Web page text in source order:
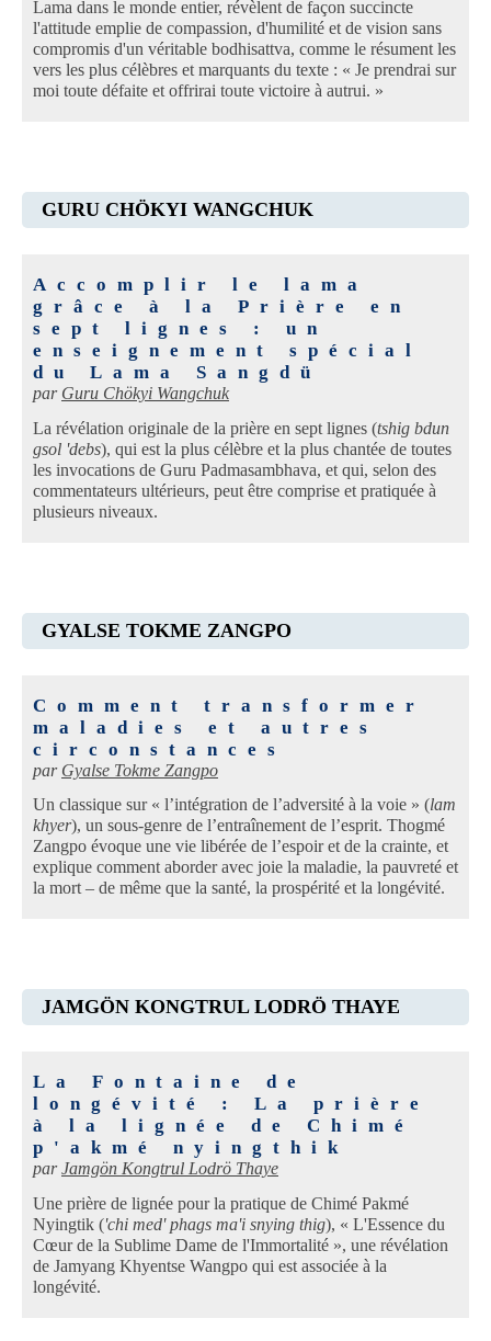
Lama dans le monde entier, révèlent de façon succincte
l'attitude emplie de compassion, d'humilité et de vision sans
compromis d'un véritable bodhisattva, comme le résument les
vers les plus célèbres et marquants du texte : « Je prendrai sur
moi toute défaite et offrirai toute victoire à autrui. »
GURU CHÖKYI WANGCHUK
Accomplir le lama
grâce à la Prière en
sept lignes : un
enseignement spécial
du Lama Sangdü
par Guru Chökyi Wangchuk
La révélation originale de la prière en sept lignes (tshig bdun
gsol 'debs), qui est la plus célèbre et la plus chantée de toutes
les invocations de Guru Padmasambhava, et qui, selon des
commentateurs ultérieurs, peut être comprise et pratiquée à
plusieurs niveaux.
GYALSE TOKME ZANGPO
Comment transformer
maladies et autres
circonstances
par Gyalse Tokme Zangpo
Un classique sur « l’intégration de l’adversité à la voie » (lam
khyer), un sous-genre de l’entraînement de l’esprit. Thogmé
Zangpo évoque une vie libérée de l’espoir et de la crainte, et
explique comment aborder avec joie la maladie, la pauvreté et
la mort – de même que la santé, la prospérité et la longévité.
JAMGÖN KONGTRUL LODRÖ THAYE
La Fontaine de
longévité : La prière
à la lignée de Chimé
p'akmé nyingthik
parJamgön Kongtrul Lodrö Thaye
Une prière de lignée pour la pratique de Chimé Pakmé
Nyingtik ('chi med' phags ma'i snying thig), « L'Essence du
Cœur de la Sublime Dame de l'Immortalité », une révélation
de Jamyang Khyentse Wangpo qui est associée à la
longévité.